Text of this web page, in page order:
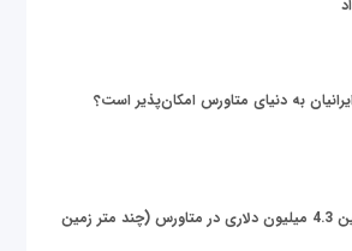
به دنیای متاورس امکان‌پذیر است؟
خرید زمین 4.3 میلیون دلاری در متاورس (چند متر زمین